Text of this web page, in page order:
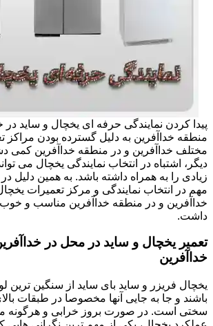
پیدا کردن نمایندگی حرفه ای یخچال و ساید در
منطقه خداآفرین به دلیل گسترده بودن مراکز
مختلف خداآفرین و در منطقه خداآفرین
دیگر، اشتباه در انتخاب نمایندگی یخچال می
زیادی را به همراه داشته باشد. به همین دلیل در
مهم در انتخاب نمایندگی و مرکز تعمیرات
خداآفرین و در منطقه خداآفرین مناسب و خوب
داشت.
تعمیر یخچال و ساید در محل در
خداآفرین
یخچال فریزر و ساید بای ساید از سنگین ترین
باشند و جا به جایی آنها مخصوصا در طبقات
سختی است. در صورت بروز خرابی و هرگونه